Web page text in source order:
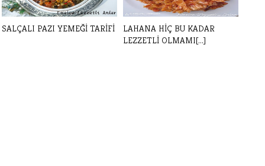
SALÇALI PAZI YEMEĞİ TARİFİ
LAHANA HİÇ BU KADAR
LEZZETLİ OLMAMI[...]